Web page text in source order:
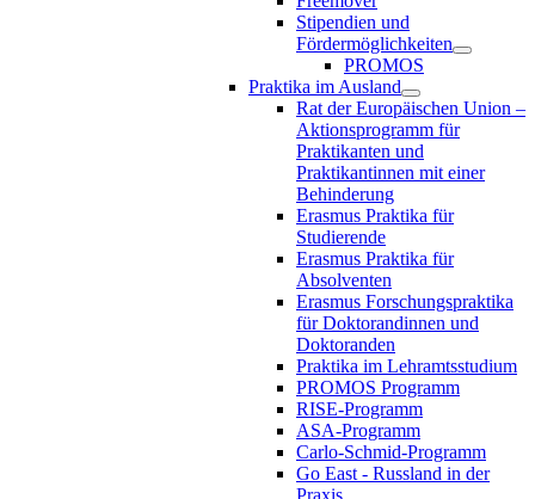
Stipendien und
Fördermöglichkeiten
PROMOS
Praktika im Ausland
Rat der Europäischen Union –
Aktionsprogramm für
Praktikanten und
Praktikantinnen mit einer
Behinderung
Erasmus Praktika für
Studierende
Erasmus Praktika für
Absolventen
Erasmus Forschungspraktika
für Doktorandinnen und
Doktoranden
Praktika im Lehramtsstudium
PROMOS Programm
RISE-Programm
ASA-Programm
Carlo-Schmid-Programm
Go East - Russland in der
Praxis